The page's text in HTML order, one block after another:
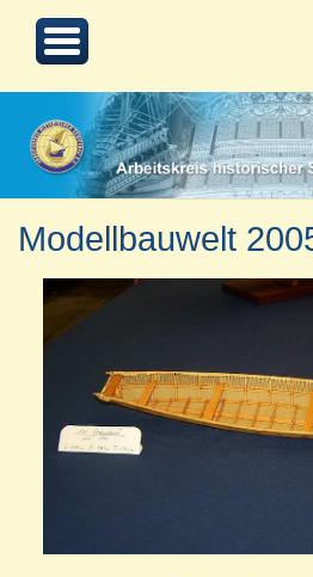
Modellbauwelt